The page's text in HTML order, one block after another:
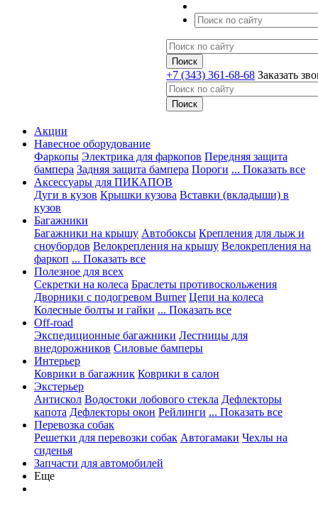
+7 (343) 361-68-68 Заказать
Акции
Навесное оборудование
Фаркопы Электрика для фаркопов Передняя защита
бампера Задняя защита бампера Пороги ... Показать все
Аксессуары для ПИКАПОВ
Дуги в кузов Крышки кузова Вставки (вкладыши) в
кузов
Багажники
Багажники на крышу Автобоксы Крепления для лыж и
сноубордов Велокрепления на крышу Велокрепления на
фаркоп ... Показать все
Полезное для всех
Секретки на колеса Браслеты противоскольжения
Дворники с подогревом Burner Цепи на колеса
Колесные болты и гайки ... Показать все
Off-road
Экспедиционные багажники Лестницы для
внедорожников Силовые бамперы
Интерьер
Коврики в багажник Коврики в салон
Экстерьер
Антискол Водостоки лобового стекла Дефлекторы
капота Дефлекторы окон Рейлинги ... Показать все
Перевозка собак
Решетки для перевозки собак Автогамаки Чехлы на
сиденья
Запчасти для автомобилей
Еще